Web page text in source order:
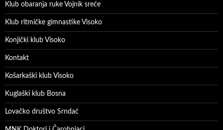
Klub obaranja ruke Vojnik sreće
Klub ritmičke gimnastike Visoko
Konjički klub Visoko
Kontakt
Košarkaški klub Visoko
Kuglaški klub Bosna
Lovačko društvo Srndać